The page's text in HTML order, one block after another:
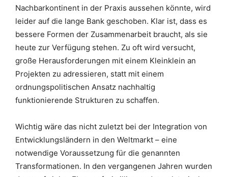
Nachbarkontinent in der Praxis aussehen könnte, wird
leider auf die lange Bank geschoben. Klar ist, dass es
bessere Formen der Zusammenarbeit braucht, als sie
heute zur Verfügung stehen. Zu oft wird versucht,
große Herausforderungen mit einem Kleinklein an
Projekten zu adressieren, statt mit einem
ordnungspolitischen Ansatz nachhaltig
funktionierende Strukturen zu schaffen.
Wichtig wäre das nicht zuletzt bei der Integration von
Entwicklungsländern in den Weltmarkt – eine
notwendige Voraussetzung für die genannten
Transformationen. In den vergangenen Jahren wurden